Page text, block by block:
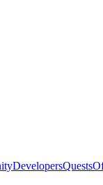
DevelopersQuests